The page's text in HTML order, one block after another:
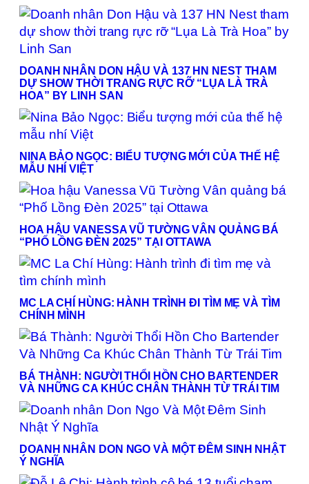
DOANH NHÂN DON HẬU VÀ 137 HN NEST THAM
DỰ SHOW THỜI TRANG RỰC RỠ “LỤA LÀ TRÀ
HOA” BY LINH SAN
NINA BẢO NGỌC: BIỂU TƯỢNG MỚI CỦA THẾ HỆ
MẪU NHÍ VIỆT
HOA HẬU VANESSA VŨ TƯỜNG VÂN QUẢNG BÁ
“PHỐ LỒNG ĐÈN 2025” TẠI OTTAWA
MC LA CHÍ HÙNG: HÀNH TRÌNH ĐI TÌM MẸ VÀ TÌM
CHÍNH MÌNH
BÁ THÀNH: NGƯỜI THỔI HỒN CHO BARTENDER
VÀ NHỮNG CA KHÚC CHÂN THÀNH TỪ TRÁI TIM
DOANH NHÂN DON NGO VÀ MỘT ĐÊM SINH NHẬT
Ý NGHĨA